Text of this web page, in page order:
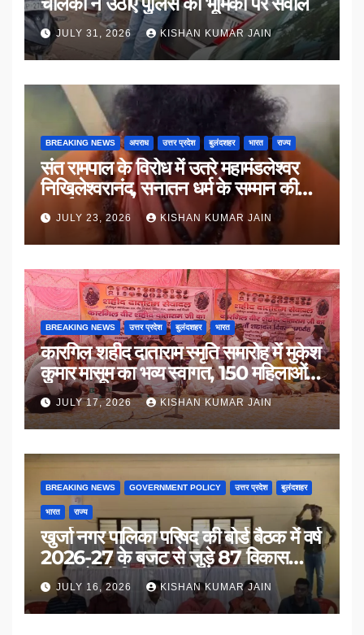
JULY 31, 2026 KISHAN KUMAR JAIN
BREAKING NEWS अपराध उत्तर प्रदेश बुलंदशहर भारत राज्य
संत रामपाल के विरोध में उतरे महामंडलेश्वर
निखिलेश्वरानंद, सनातन धर्म के सम्मान की
उठाई मांग
JULY 23, 2026 KISHAN KUMAR JAIN
BREAKING NEWS उत्तर प्रदेश बुलंदशहर भारत
कारगिल शहीद दाताराम स्मृति समारोह में मुकेश
कुमार मासूम का भव्य स्वागत, 150 महिलाओं
का सम्मान
JULY 17, 2026 KISHAN KUMAR JAIN
BREAKING NEWS GOVERNMENT POLICY उत्तर प्रदेश बुलंदशहर
भारत राज्य
खुर्जा नगर पालिका परिषद की बोर्ड बैठक में वर्ष
2026-27 के बजट से जुड़े 87 विकास
प्रस्तावों को मिली मंजूरी
JULY 16, 2026 KISHAN KUMAR JAIN